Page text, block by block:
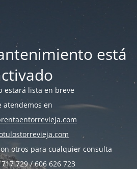
está
estará lista en breve
atendemos en
otros para cualquier consulta
729 / 606 626 723